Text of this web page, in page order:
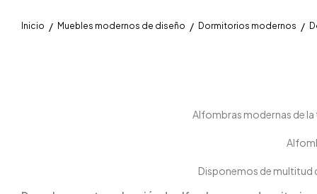
Inicio Muebles modernos de diseño Dormitorios modernos
Alfombras modernas de la
Disponemos de multitud